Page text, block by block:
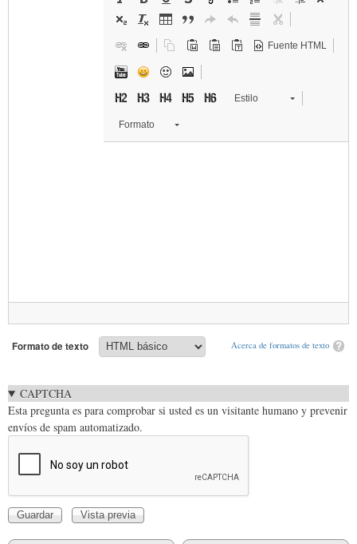
Fuente HTML
Estilo
Formato
Acerca de formatos de texto
Formato de texto
CAPTCHA
Esta pregunta es para comprobar si usted es un visitante humano y prevenir
envíos de spam automatizado.